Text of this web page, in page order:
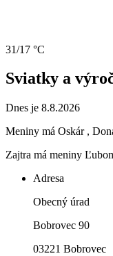
31/17 °C
Sviatky a
Dnes je 8.8.2026
Meniny má Oskár ,
Zajtra má meniny
Adresa
Obecný úrad
Bobrovec 90
03221 Bobrovec